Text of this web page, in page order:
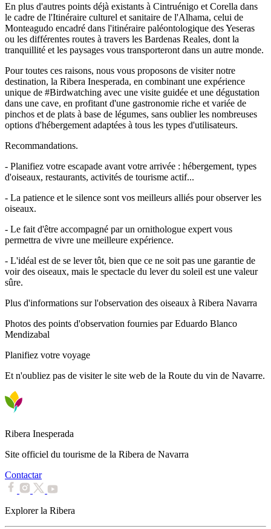
En plus d'autres points déjà existants à Cintruénigo et Corella dans
le cadre de l'Itinéraire culturel et sanitaire de l'Alhama, celui de
Monteagudo encadré dans l'itinéraire paléontologique des Yeseras
ou les différentes routes à travers les Bardenas Reales, dont la
tranquillité et les paysages vous transporteront dans un autre monde.
Pour toutes ces raisons, nous vous proposons de visiter notre
destination, la Ribera Inesperada, en combinant une expérience
unique de #Birdwatching avec une visite guidée et une dégustation
dans une cave, en profitant d'une gastronomie riche et variée de
pinchos et de plats à base de légumes, sans oublier les nombreuses
options d'hébergement adaptées à tous les types d'utilisateurs.
Recommandations.
- Planifiez votre escapade avant votre arrivée : hébergement, types
d'oiseaux, restaurants, activités de tourisme actif...
- La patience et le silence sont vos meilleurs alliés pour observer les
oiseaux.
- Le fait d'être accompagné par un ornithologue expert vous
permettra de vivre une meilleure expérience.
- L'idéal est de se lever tôt, bien que ce ne soit pas une garantie de
voir des oiseaux, mais le spectacle du lever du soleil est une valeur
sûre.
Plus d'informations sur l'observation des oiseaux à Ribera Navarra
Photos des points d'observation fournies par Eduardo Blanco
Mendizabal
Planifiez votre voyage
Et n'oubliez pas de visiter le site web de la Route du vin de Navarre.
Ribera Inesperada
Site officiel du tourisme de la Ribera de Navarra
Contactar
Explorer la Ribera